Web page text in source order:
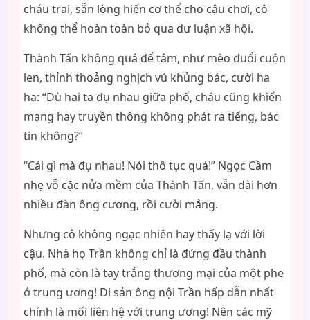
cháu trai, sẵn lòng hiến cơ thể cho cậu chơi, cô
không thể hoàn toàn bỏ qua dư luận xã hội.
Thành Tấn không quá để tâm, như mèo đuổi cuộn
len, thỉnh thoảng nghịch vú khủng bác, cười ha
ha: “Dù hai ta đụ nhau giữa phố, cháu cũng khiến
mạng hay truyền thông không phát ra tiếng, bác
tin không?”
“Cái gì mà đụ nhau! Nói thô tục quá!” Ngọc Cầm
nhẹ vỗ cặc nửa mềm của Thành Tấn, vẫn dài hơn
nhiều đàn ông cương, rồi cười mắng.
Nhưng cô không ngạc nhiên hay thấy lạ với lời
cậu. Nhà họ Trần không chỉ là đứng đầu thành
phố, mà còn là tay trắng thương mại của một phe
ở trung ương! Di sản ông nội Trần hấp dẫn nhất
chính là mối liên hệ với trung ương! Nên các mỹ